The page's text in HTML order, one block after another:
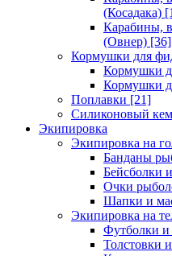
(Косадака)
Карабины,
(Овнер) [36]
Кормушки для
Кормушки
Кормушки
Поплавки [21]
Силиконовый
Экипировка
Экипировка на
Банданы
Бейсболки
Очки
Шапки и
Экипировка на
Футболки и
Толстовки